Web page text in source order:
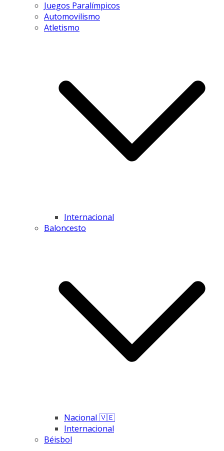
Juegos Paralímpicos
Automovilismo
Atletismo
Internacional
Baloncesto
Nacional 🇻🇪
Internacional
Béisbol